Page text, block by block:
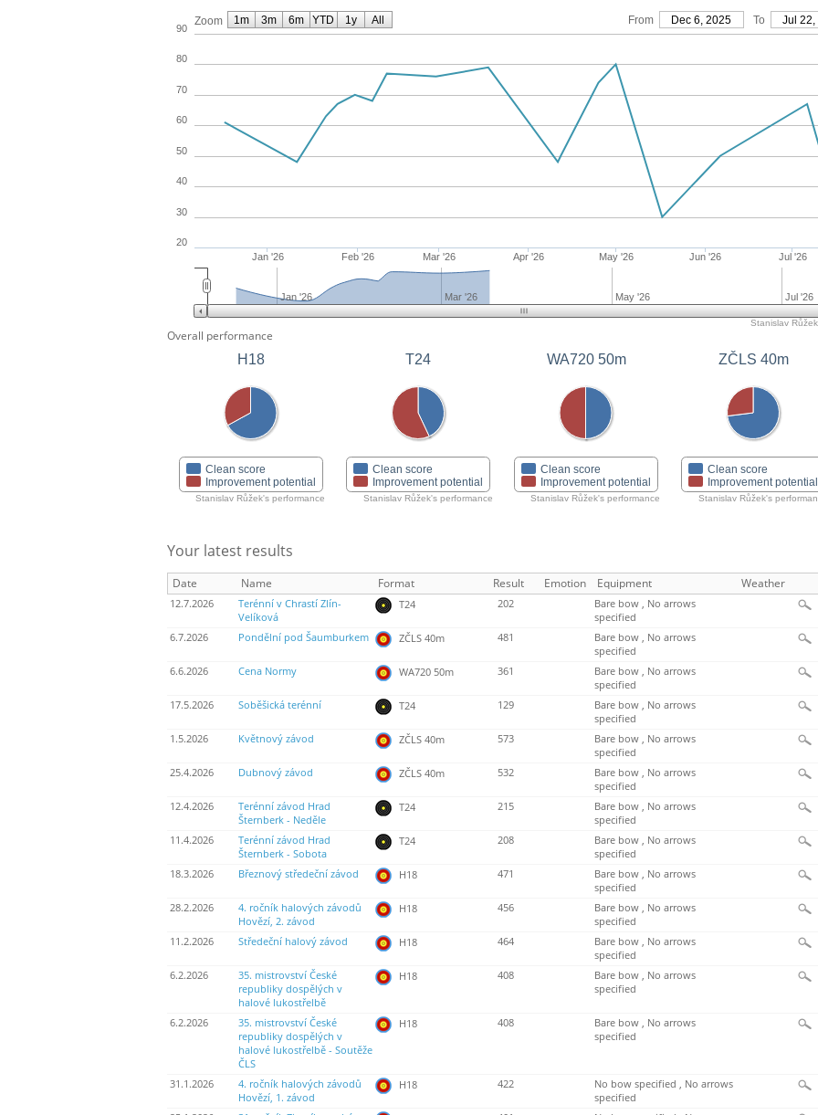
Zoom From Dec 6, 2025 To Jul 22,
Jan '26 Feb '26 Mar '26 Apr '26 May '26 Jun '26 Jul '26
20
30
40
50
60
70
80
90
Jan '26 Mar '26 May '26 Jul '26
1m 3m 6m YTD 1y All
Stanislav
Overall performance
H18
Clean score
Improvement potential
Stanislav Růžek's performance
T24
Clean score
Improvement potential
Stanislav Růžek's performance
WA720 50m
Clean score
Improvement potential
Stanislav Růžek's performance
ZČLS 40m
Clean score
Improvement potential
Stanislav Růžek's
Your latest results
Date Name Format Result Emotion Equipment Weather
12.7.2026
Terénní v Chrastí Zlín-
Velíková
T24 202
Bare bow , No arrows
specified
6.7.2026
Pondělní pod Šaumburkem ZČLS 40m 481
Bare bow , No arrows
specified
6.6.2026
Cena Normy WA720 50m 361
Bare bow , No arrows
specified
17.5.2026
Soběšická terénní T24 129
Bare bow , No arrows
specified
1.5.2026
Květnový závod ZČLS 40m 573
Bare bow , No arrows
specified
25.4.2026
Dubnový závod ZČLS 40m 532
Bare bow , No arrows
specified
12.4.2026
Terénní závod Hrad
Šternberk - Neděle
T24 215
Bare bow , No arrows
specified
11.4.2026
Terénní závod Hrad
Šternberk - Sobota
T24 208
Bare bow , No arrows
specified
18.3.2026
Březnový středeční závod H18 471
Bare bow , No arrows
specified
28.2.2026
4. ročník halových závodů
Hovězí, 2. závod
H18 456
Bare bow , No arrows
specified
11.2.2026
Středeční halový závod H18 464
Bare bow , No arrows
specified
6.2.2026
35. mistrovství České
republiky dospělých v
halové lukostřelbě
H18 408
Bare bow , No arrows
specified
6.2.2026
35. mistrovství České
republiky dospělých v
halové lukostřelbě - Soutěže
ČLS
H18 408
Bare bow , No arrows
specified
31.1.2026
4. ročník halových závodů
Hovězí, 1. závod
H18 422
No bow specified , No arrows
specified